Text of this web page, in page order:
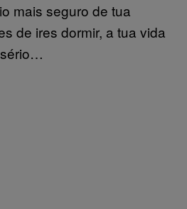
mais seguro de tua
de ires dormir, a tua vida